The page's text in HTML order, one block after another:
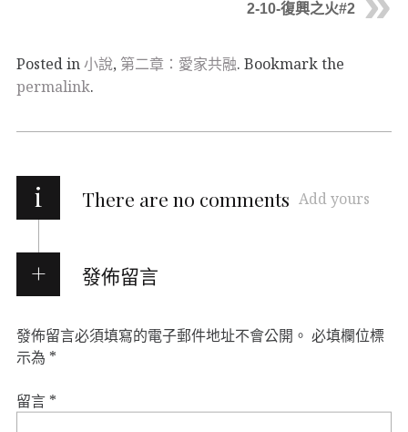
2-10-復興之火#2
Posted in小說, 第二章：愛家共融. Bookmark the
permalink.
i There are no comments Add yours
發佈留言
發佈留言必須填寫的電子郵件地址不會公開。 必填欄位標
示為 *
留言 *